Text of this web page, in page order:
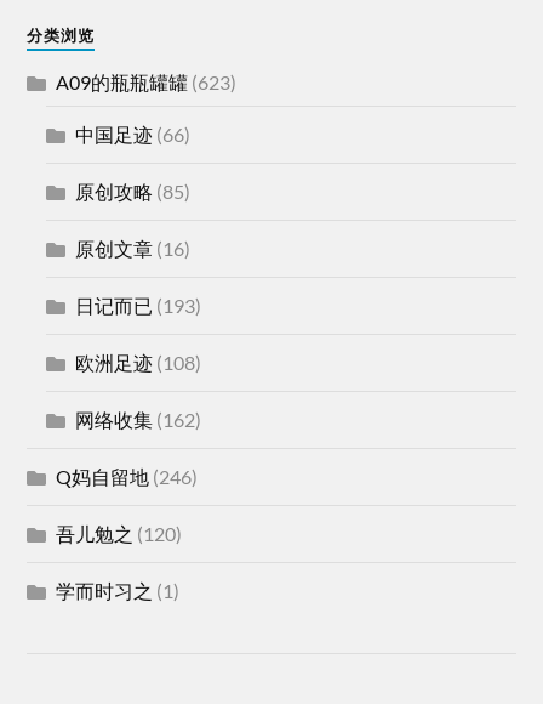
分类浏览
A09的瓶瓶罐罐 (623)
中国足迹 (66)
原创攻略 (85)
原创文章 (16)
日记而已 (193)
欧洲足迹 (108)
网络收集 (162)
Q妈自留地 (246)
吾儿勉之 (120)
学而时习之 (1)